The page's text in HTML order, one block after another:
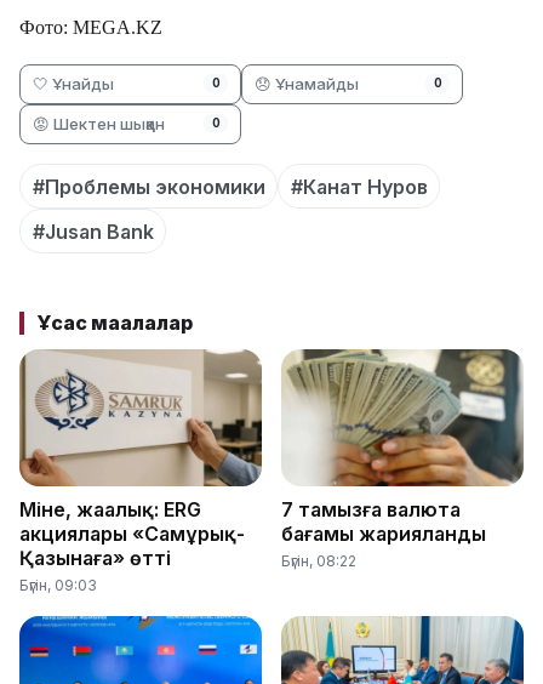
Фото: MEGA.KZ
🤍 Ұнайды 0 😞 Ұнамайды 0
😡 Шектен шыққан 0
#Проблемы экономики
#Канат Нуров
#Jusan Bank
Ұқсас мақалалар
Міне, жаңалық: ERG
акциялары «Самұрық-
Қазынаға» өтті
Бүгін, 09:03
7 тамызға валюта
бағамы жарияланды
Бүгін, 08:22